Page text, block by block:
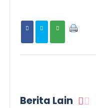
Berita Lain